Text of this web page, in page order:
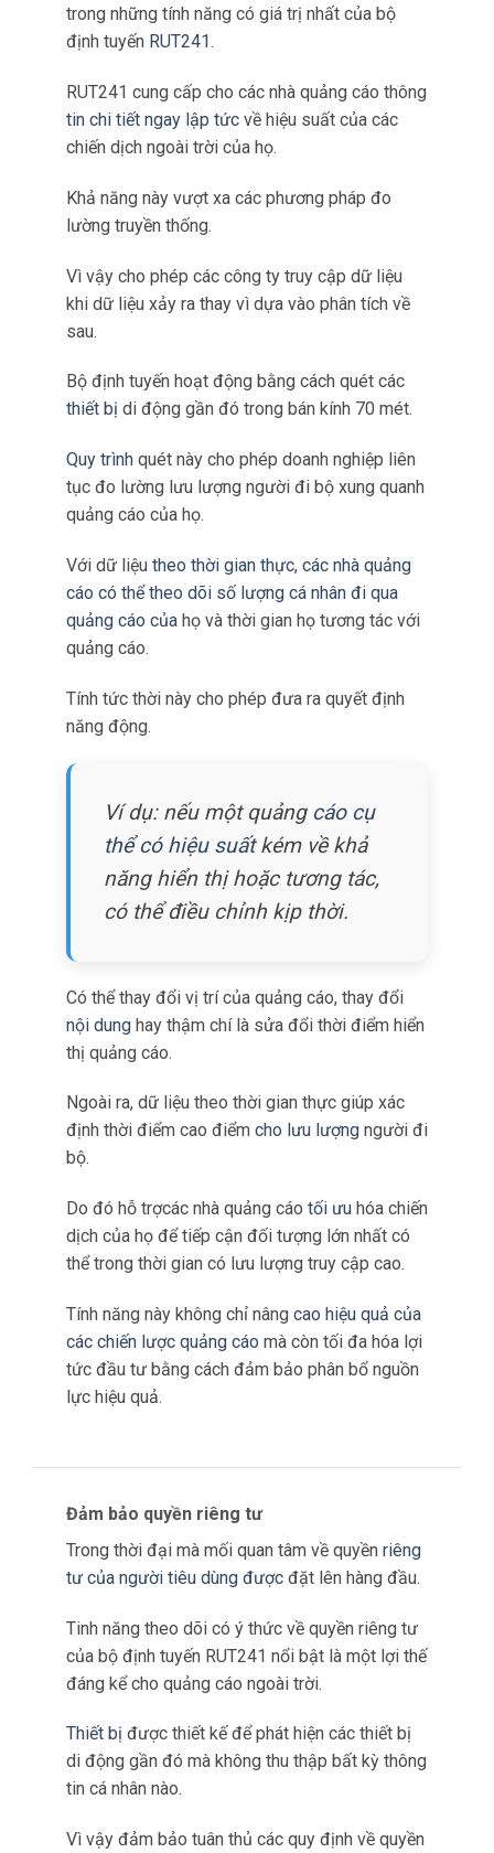
Thu thập dữ liệu thời gian thực
Thu thập dữ liệu theo thời gian thực là một
trong những tính năng có giá trị nhất của bộ
định tuyến
RUT241.
RUT241 cung cấp cho các nhà quảng cáo thông
tin chi tiết ngay lập tức
Khả năng này vượt xa các phương pháp đo
Vì vậy cho phép các công ty truy cập dữ liệu
khi dữ liệu xảy ra thay vì dựa vào phân tích về
Bộ định tuyến hoạt động bằng cách quét các
thiết bị
di động gần đó trong bán kính 70 mét.
Quy trìnhquét này cho phép doanh nghiệp liên
tục đo lường lưu lượng người đi bộ xung quanh
quảng cáo của họ.
Với dữ liệu
cáo có thể theo dõi số lượng cá nhân đi qua
quảng cáo của
năng động.
Ví dụ: nếu một quảngcáo cụ
có thể điều chỉnh kịp thời.
Có thể thay đổi vị trí của quảng cáo, thay đổi
nội dung hay thậm chí là sửa đổi thời điểm hiển
thị quảng cáo.
Ngoài ra, dữ liệu theo thời gian thực giúp xác
định thời điểm cao điểmcho lưu lượng
người đi
bộ.
Do đó hỗ trợcác nhà quảng cáo tối ưu
hóa chiến
dịch của họ để tiếp cận đối tượng lớn nhất có
thể trong thời gian có lưu lượng truy cập cao.
Tính năng này không chỉ nâng
tức đầu tư bằng cách đảm bảo phân bổ nguồn
Trong thời đại mà mối quan tâm về quyềnriêng
tư của người tiêu dùng được đặt lên hàng đầu.
Tinh năng theo dõi có ý thức về quyền riêng tư
của bộ định tuyến RUT241 nổi bật là một lợi thế
đáng kể cho quảng cáo ngoài trời.
Thiết bị được thiết kế để phát hiện các thiết bị